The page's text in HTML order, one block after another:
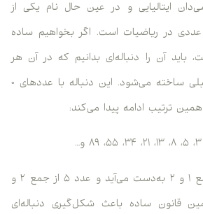
ایتالیایی و در عین حال نام یکی از
عددی در ریاضیات است. اگر بخواهیم ساده
باید آن را دنباله‌ای بدانیم که در آن هر
عدد از جمع دو عدد قبلی ساخته می‌شود. این دنباله با عددهای ۰
برای مثال، عدد ۳ از جمع ۱ و ۲ به‌دست می‌آید و عدد ۵ از جمع ۲ و
قانون ساده باعث شکل‌گیری دنباله‌ای